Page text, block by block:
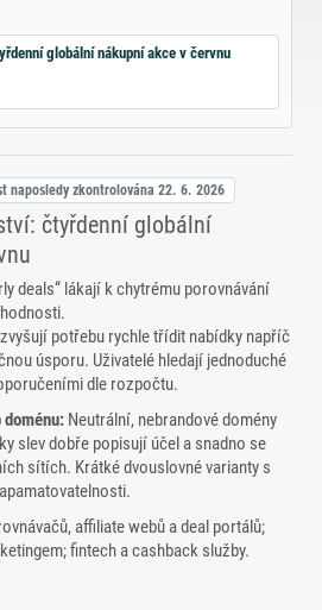
globální nákupní akce v červnu
naposledy zkontrolována 22. 6. 2026
čtyřdenní globální
deals“ lákají k chytrému porovnávání
potřebu rychle třídit nabídky napříč
úsporu. Uživatelé hledají jednoduché
dle rozpočtu.
Neutrální, nebrandové domény
slev dobře popisují účel a snadno se
sítích. Krátké dvouslovné varianty s
affiliate webů a deal portálů;
fintech a cashback služby.